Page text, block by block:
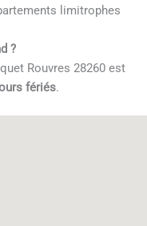
limitrophes
?
Rouvres 28260 est
fériés.